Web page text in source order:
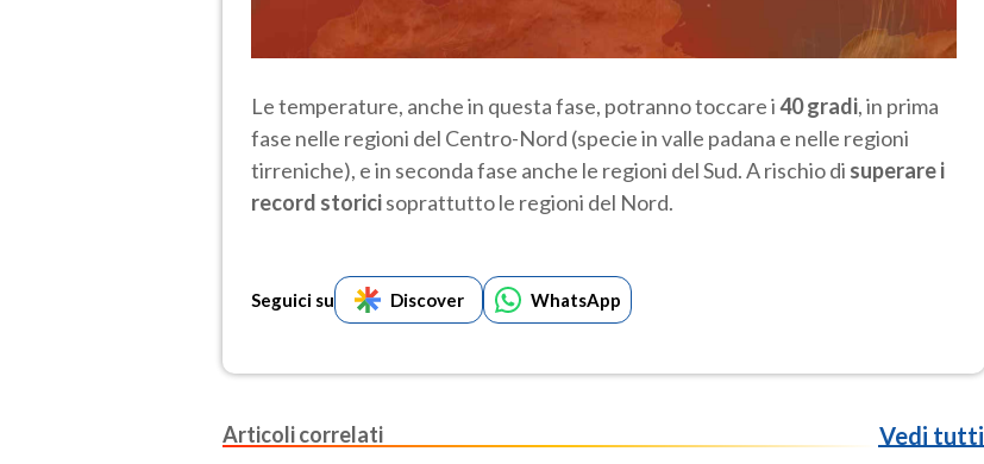
Le temperature, anche in questa fase, potranno toccare i40 gradi, in prima
fase nelle regioni del Centro-Nord (specie in valle padana e nelle regioni
tirreniche), e in seconda fase anche le regioni del Sud. A rischio di superare i
record storicisoprattutto le regioni del Nord.
Seguici su Discover WhatsApp
Articoli correlati Vedi tutti